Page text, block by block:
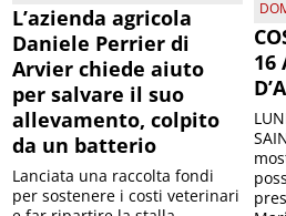
L’azienda agricola
Daniele Perrier di
Arvier chiede aiuto
per salvare il suo
allevamento, colpito
da un batterio
Lanciata una raccolta fondi
per sostenere i costi veterinari
16